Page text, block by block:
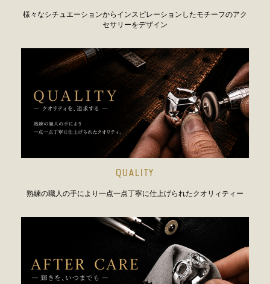
様々なシチュエーションからインスピレーションしたモチーフのアク
セサリーをデザイン
QUALITY
熟練の職人の手により一点一点丁寧に仕上げられたクオリィティー